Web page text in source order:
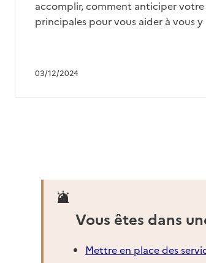
03/12/2024
accomplir, comment anticiper
principales pour vous aider à vous y
Vous êtes dans
Mettre en place des